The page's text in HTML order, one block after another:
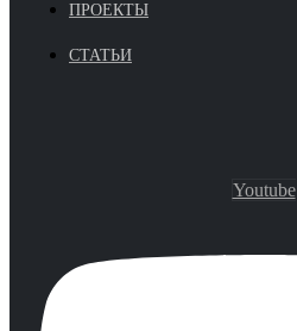
ПРОЕКТЫ
СТАТЬИ
Youtube